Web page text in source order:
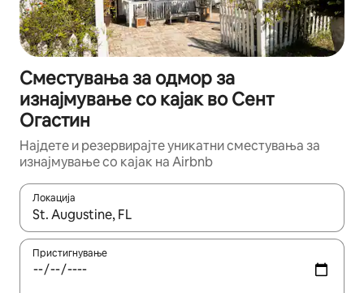
Сместувања за одмор за
изнајмување со кајак во Сент
Огастин
Најдете и резервирајте уникатни сместувања за
изнајмување со кајак на Airbnb
Локација
Кога резултатите се достапни, движете се со копчињата
Пристигнување